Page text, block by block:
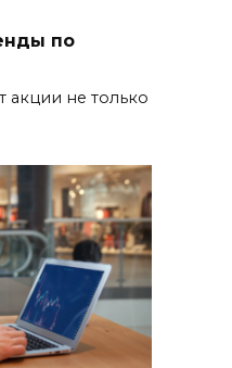
по
акции не только